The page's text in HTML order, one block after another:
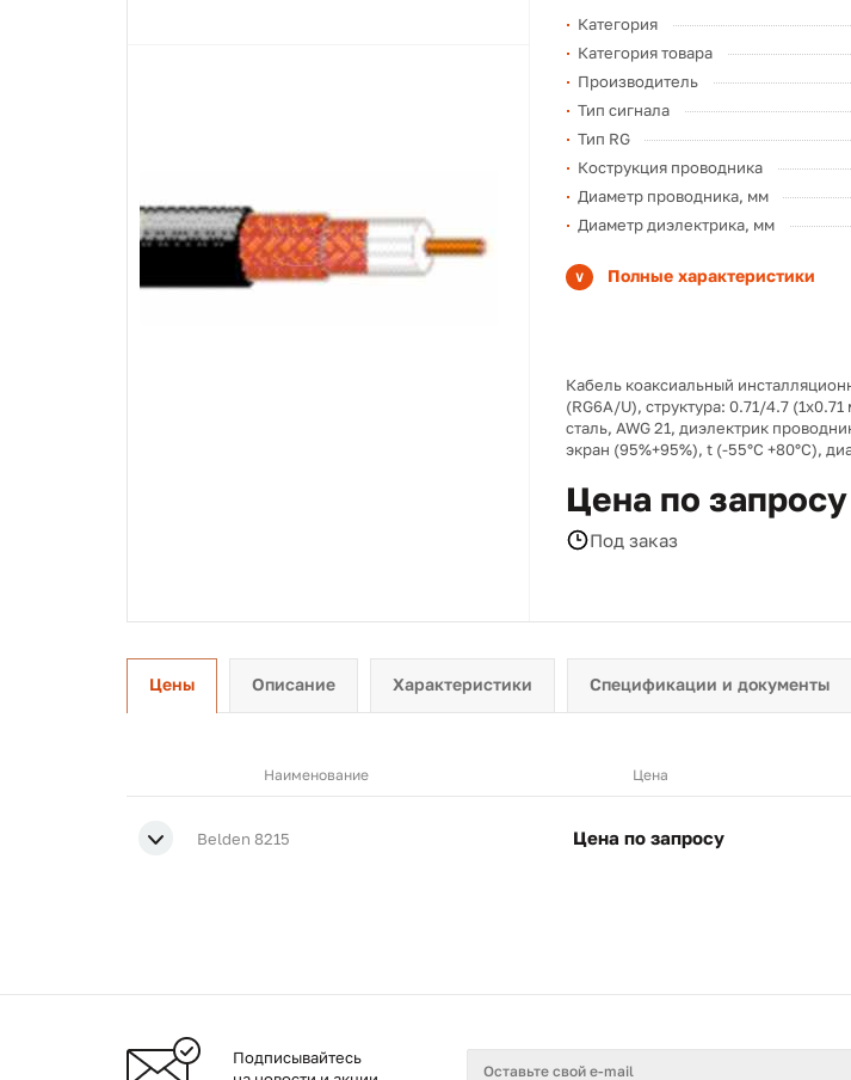
Категория
Категория товара
Производитель
Тип сигнала
Тип RG
Кострукция проводника
Диаметр проводника, мм
Диаметр диэлектрика, мм
Полные характеристики
Кабель коаксиальный
(RG6A/U), структура: 0.71/4.7
сталь, AWG 21, диэлектрик
экран (95%+95%), t (-55°C +80°C),
Цена по запросу
Под заказ
Цены Описание Характеристики Спецификации и документы
Наименование Цена
Belden 8215 Цена по запросу
Подписывайтесь